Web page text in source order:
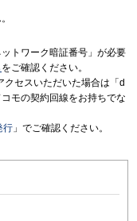
トワーク暗証番号」が必要
をご確認ください。
セスいただいた場合は「d
モの契約回線をお持ちでな
行 」でご確認ください。